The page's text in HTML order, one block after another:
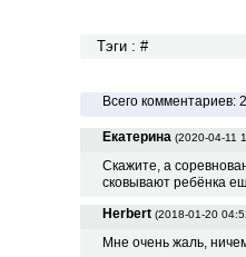
Тэги : #
Всего комментариев: 2
Екатерина (2020-04-11
Скажите, а
сковывают ребёнка
Herbert (2018-01-20
Мне очень жаль,